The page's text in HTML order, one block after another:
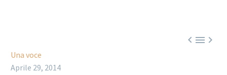

Una voce
Aprile 29, 2014